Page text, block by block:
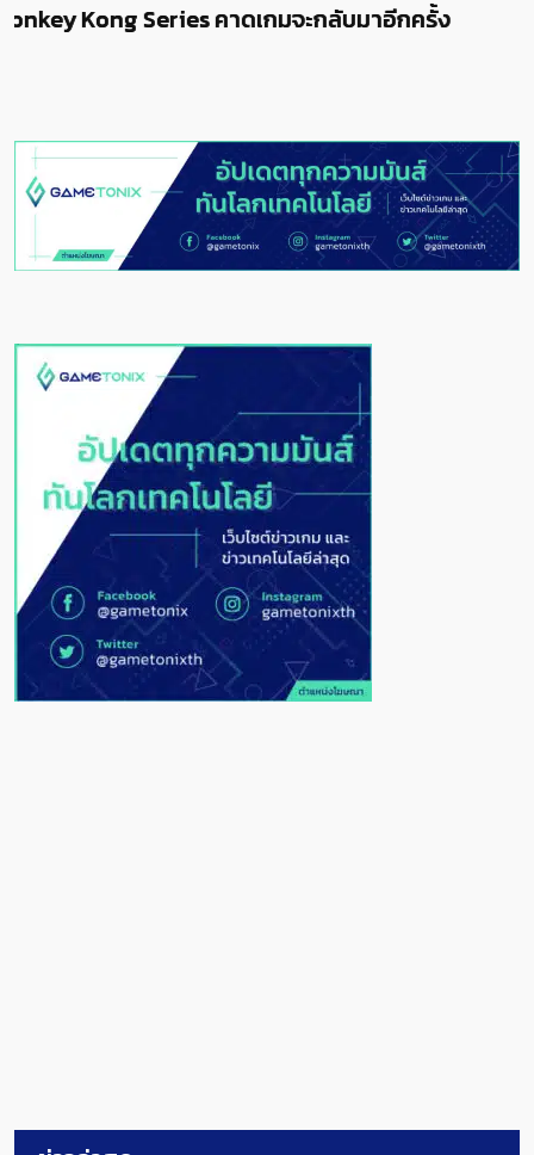
บมาอีกครั้ง
Bananza ย้ำ “ความสดใหม่” คือม